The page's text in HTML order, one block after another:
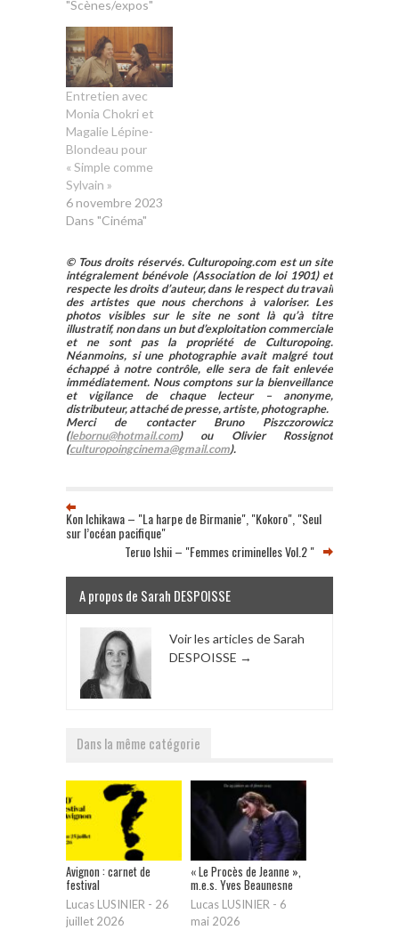
"Scènes/expos"
Entretien avec
Monia Chokri et
Magalie Lépine-
Blondeau pour
« Simple comme
Sylvain »
6 novembre 2023
Dans "Cinéma"
© Tous droits réservés. Culturopoing.com est un site
intégralement bénévole (Association de loi 1901) et
respecte les droits d’auteur, dans le respect du travail
des artistes que nous cherchons à valoriser. Les
photos visibles sur le site ne sont là qu’à titre
illustratif, non dans un but d’exploitation commerciale
et ne sont pas la propriété de Culturopoing.
Néanmoins, si une photographie avait malgré tout
échappé à notre contrôle, elle sera de fait enlevée
immédiatement. Nous comptons sur la bienveillance
et vigilance de chaque lecteur – anonyme,
distributeur, attaché de presse, artiste, photographe.
Merci de contacter Bruno Piszczorowicz
(lebornu@hotmail.com) ou Olivier Rossignot
(culturopoingcinema@gmail.com).
Kon Ichikawa – "La harpe de Birmanie", "Kokoro", "Seul
sur l’océan pacifique"
Teruo Ishii – "Femmes criminelles Vol.2 "
A propos de Sarah DESPOISSE
Voir les articles de Sarah
DESPOISSE →
Dans la même catégorie
Avignon : carnet de
festival
Lucas LUSINIER - 26
juillet 2026
« Le Procès de Jeanne »,
m.e.s. Yves Beaunesne
Lucas LUSINIER - 6
mai 2026